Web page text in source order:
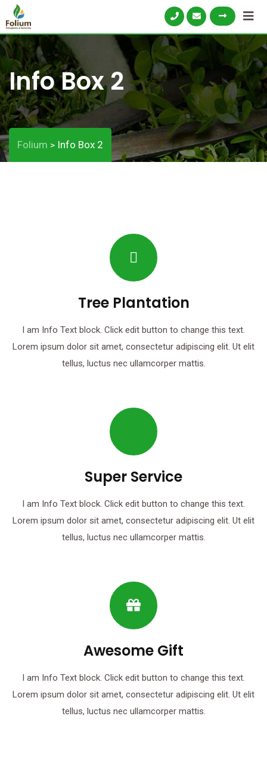
Info Box 2
Folium > Info Box 2
Tree Plantation
I am Info Text block. Click edit button to change this text.
Lorem ipsum dolor sit amet, consectetur adipiscing elit. Ut elit
tellus, luctus nec ullamcorper mattis.
Super Service
I am Info Text block. Click edit button to change this text.
Lorem ipsum dolor sit amet, consectetur adipiscing elit. Ut elit
tellus, luctus nec ullamcorper mattis.
Awesome Gift
I am Info Text block. Click edit button to change this text.
Lorem ipsum dolor sit amet, consectetur adipiscing elit. Ut elit
tellus, luctus nec ullamcorper mattis.